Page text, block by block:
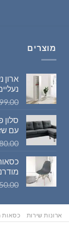
מוצרים
סלון
עם
ארונות שירות כסאות